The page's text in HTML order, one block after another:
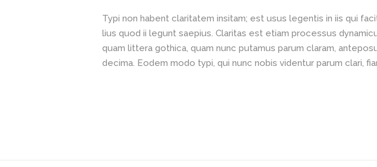
Typi non habent claritatem insitam; est usus legentis in iis qui
lius quod ii legunt saepius. Claritas est etiam processus
quam littera gothica, quam nunc putamus parum claram,
decima. Eodem modo typi, qui nunc nobis videntur parum clari,